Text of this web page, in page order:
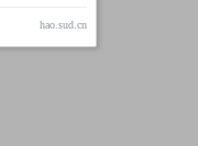
hao.sud.cn